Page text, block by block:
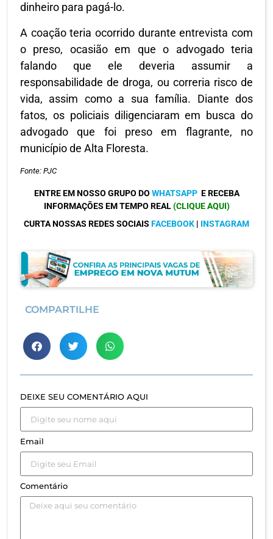
dinheiro para pagá-lo.
A coação teria ocorrido durante entrevista com
o preso, ocasião em que o advogado teria
falando que ele deveria assumir a
responsabilidade de droga, ou correria risco de
vida, assim como a sua família. Diante dos
fatos, os policiais diligenciaram em busca do
advogado que foi preso em flagrante, no
município de Alta Floresta.
Fonte: PJC
ENTRE EM NOSSO GRUPO DO WHATSAPP E RECEBA
INFORMAÇÕES EM TEMPO REAL(CLIQUE AQUI)
CURTA NOSSAS REDES SOCIAIS FACEBOOK | INSTAGRAM
COMPARTILHE
DEIXE SEU COMENTÁRIO AQUI
Email
Comentário